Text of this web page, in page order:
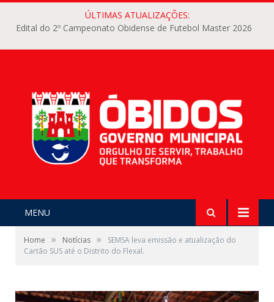
ÚLTIMAS ATUALIZAÇÕES:
Edital do 2º Campeonato Obidense de Futebol Master 2026
MENU
Home » Notícias »
SEMSA leva emissão e atualização do
Cartão SUS até o Distrito do Flexal.